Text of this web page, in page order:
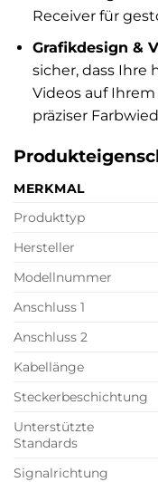
Receiver für
Grafikdesign &
sicher, dass Ihre
Videos auf
präziser
MERKMAL
Produkttyp
Hersteller
Modellnummer
Anschluss 1
Anschluss 2
Kabellänge
Steckerbeschichtung
Unterstützte
Standards
Signalrichtung